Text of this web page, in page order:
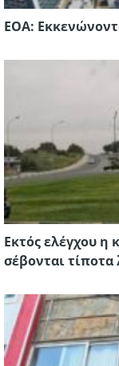
ΕΟΑ:
Εκτός ελέγχου η
σέβονται τίποτα